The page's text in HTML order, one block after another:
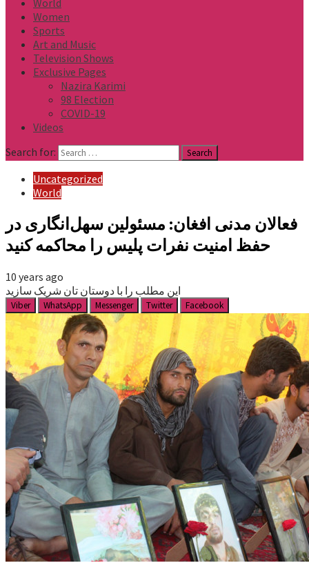
World
Women
Sports
Art and Music
Television Shows
Exclusive Pages
Nazira Karimi
98 Election
COVID-19
Videos
Search for:
Uncategorized
World
فعالان مدنی افغان: مسئولین سهل‌انگاری در
حفظ امنیت نفرات پلیس را محاکمه کنید
10 years ago
این مطلب را با دوستان تان شریک سازید
Viber WhatsApp Messenger Twitter Facebook